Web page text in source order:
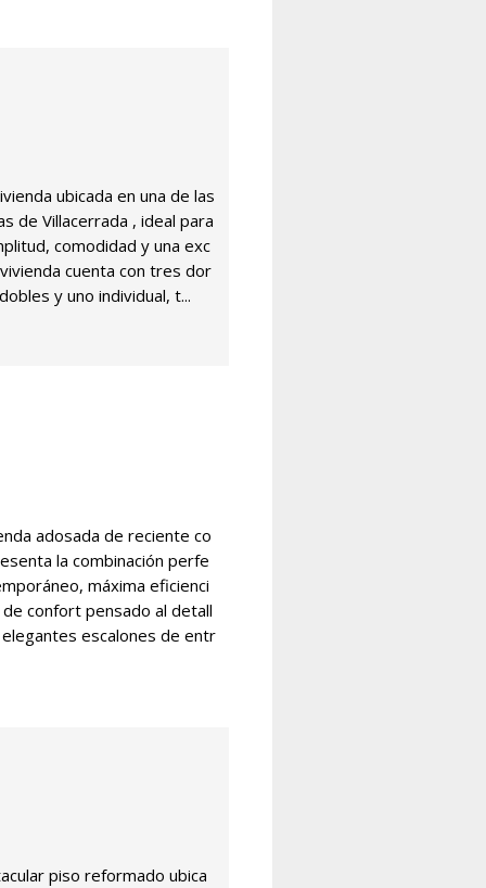
ubicada en una de las
de Villacerrada , ideal para
comodidad y una exc
cuenta con tres dor
y uno individual, t...
adosada de reciente co
la combinación perfe
máxima eficienci
confort pensado al detall
escalones de entr
piso reformado ubica